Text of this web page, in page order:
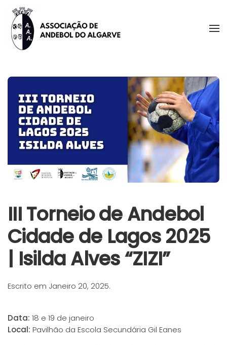
Skip to main content
III Torneio de Andebol
Cidade de Lagos 2025
| Isilda Alves “ZIZI”
Escrito em Janeiro 20, 2025.
Data: 18 e 19 de janeiro
Local: Pavilhão da Escola Secundária Gil Eanes